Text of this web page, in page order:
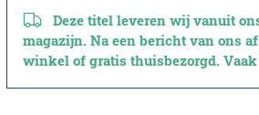
Deze titel leveren wij vanuit
magazijn. Na een bericht van ons
winkel of gratis thuisbezorgd.